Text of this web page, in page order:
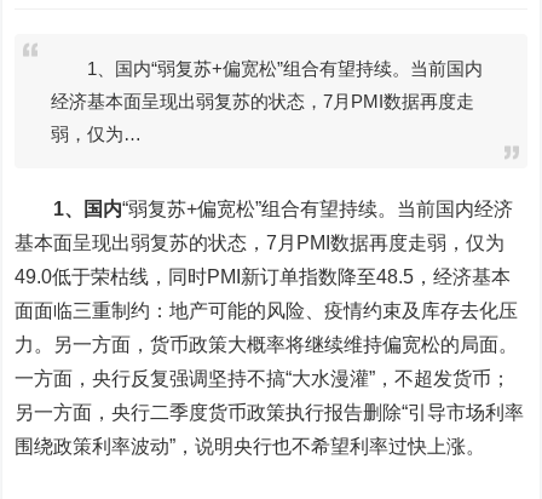
1、国内“弱复苏+偏宽松”组合有望持续。当前国内
经济基本面呈现出弱复苏的状态，7月PMI数据再度走
弱，仅为…
1、国内“弱复苏+偏宽松”组合有望持续。当前国内经济
基本面呈现出弱复苏的状态，7月PMI数据再度走弱，仅为
49.0低于荣枯线，同时PMI新订单指数降至48.5，经济基本
面面临三重制约：地产可能的风险、疫情约束及库存去化压
力。另一方面，货币政策大概率将继续维持偏宽松的局面。
一方面，央行反复强调坚持不搞“大水漫灌”，不超发货币；
另一方面，央行二季度货币政策执行报告删除“引导市场利率
围绕政策利率波动”，说明央行也不希望利率过快上涨。